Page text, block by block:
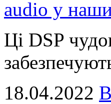
audio у
Ці DSP
18.04.2022